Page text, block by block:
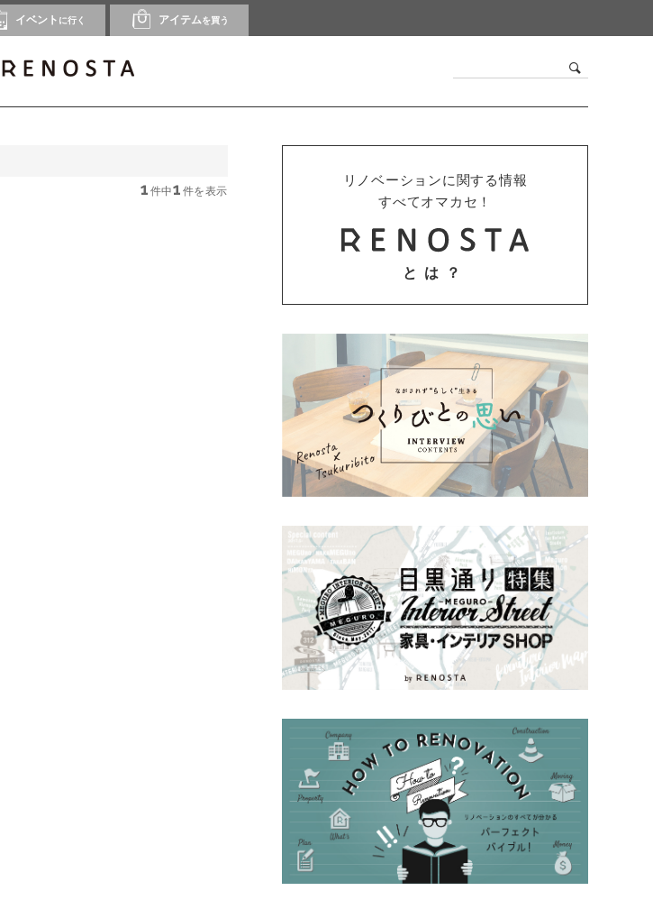
イベント に行く アイテムを買う
1 件中1 件を表示
リノベーションに関する情報
すべてオマカセ！
とは？